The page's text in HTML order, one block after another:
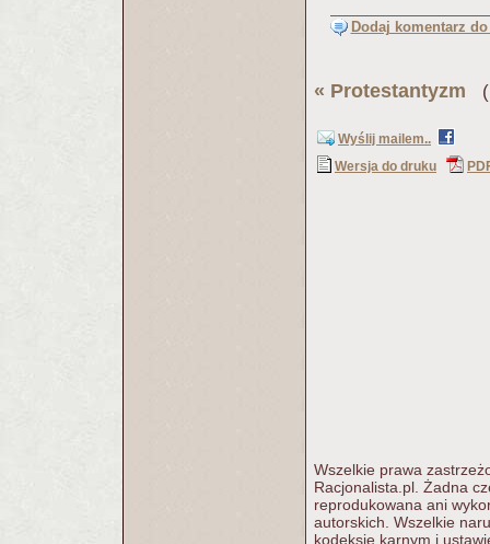
Dodaj komentarz
« Protestantyzm
Wyślij mailem..
Wersja do druku
Wszelkie prawa
Racjonalista.pl. Żadna
reprodukowana ani
autorskich. Wszelkie
kodeksie karnym i